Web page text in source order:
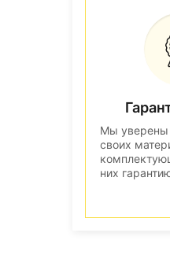
Мы уверены
своих
них